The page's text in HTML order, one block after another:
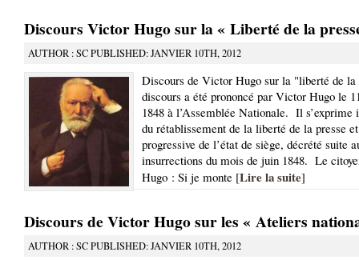
Discours Victor Hugo sur la « Liberté de la
AUTHOR : SC PUBLISHED: JANVIER 10TH, 2012
Discours de Victor Hugo sur la "liberté de la
discours a été prononcé par Victor Hugo le
1848 à l’Assemblée Nationale. Il s’exprime
du rétablissement de la liberté de la presse
progressive de l’état de siège, décrété suite
insurrections du mois de juin 1848. Le
Hugo : Si je monte [Lire la suite]
Discours de Victor Hugo sur les « Ateliers
AUTHOR : SC PUBLISHED: JANVIER 10TH, 2012